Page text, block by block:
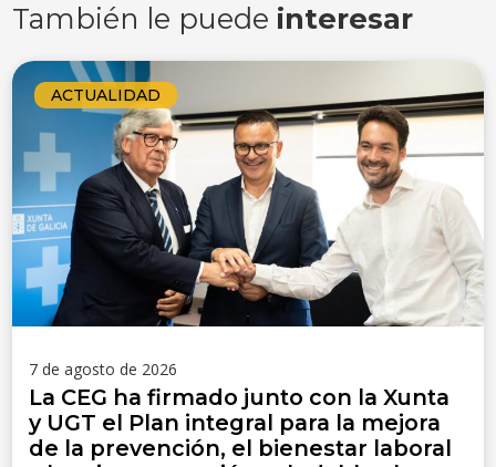
También le puede interesar
ACTUALIDAD
7 de agosto de 2026
La CEG ha firmado junto con la Xunta
y UGT el Plan integral para la mejora
de la prevención, el bienestar laboral